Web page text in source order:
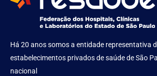
Há 20 anos somos a entidade representativa
estabelecimentos privados de saúde de São
nacional